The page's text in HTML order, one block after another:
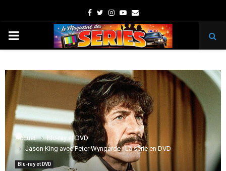
Facebook
TwitterInstagram
Youtube
Email
PRIMARY
Accueil
Blu-ray et DVD
Jason King avec Peter Wyngarde : La série en DVD
Blu-ray et DVD